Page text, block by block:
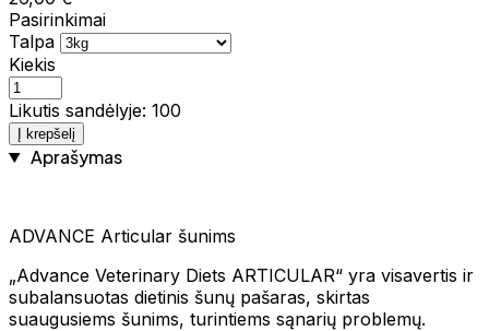
Pasirinkimai
Talpa
Kiekis
Likutis sandėlyje: 100
Į krepšelį
Aprašymas
ADVANCE Articular šunims
„Advance Veterinary Diets ARTICULAR“ yra visavertis ir
subalansuotas dietinis šunų pašaras, skirtas
suaugusiems šunims, turintiems sąnarių problemų.